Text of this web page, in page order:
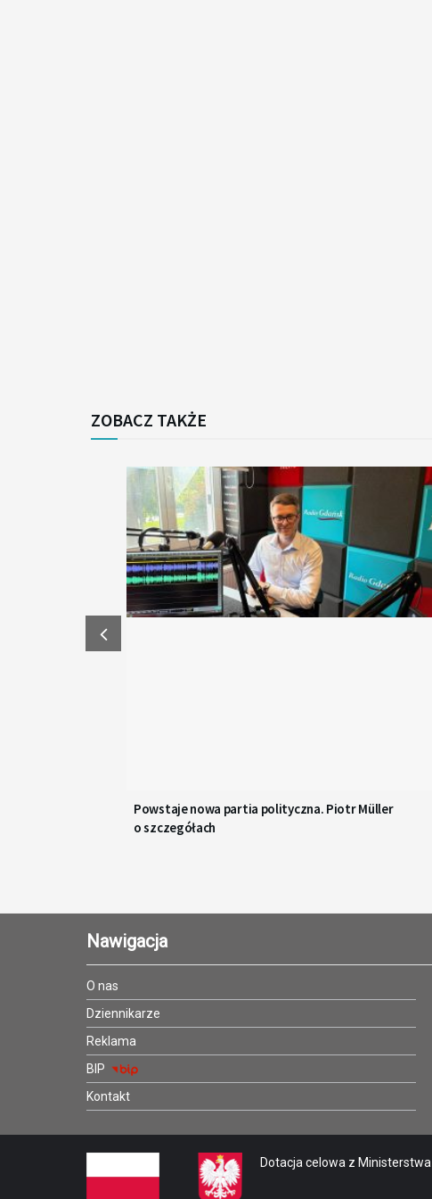
ZOBACZ TAKŻE
Powstaje nowa partia polityczna. Piotr Müller
o szczegółach
Nawigacja
O nas
Dziennikarze
Reklama
BIP
Kontakt
Dotacja celowa z